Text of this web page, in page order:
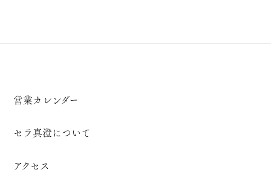
営業カレンダー
セラ真澄について
アクセス